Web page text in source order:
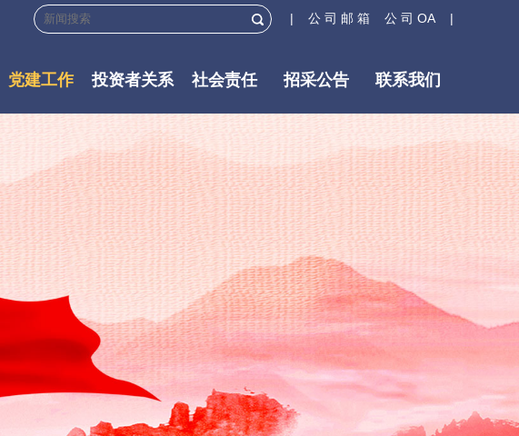
公 司 OA |
| 公 司 邮 箱
党建工作 投资者关系 社会责任 招采公告 联系我们